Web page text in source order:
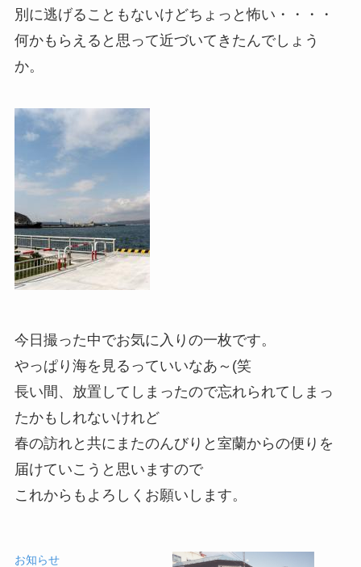
別に逃げることもないけどちょっと怖い・・・・
何かもらえると思って近づいてきたんでしょう
か。
今日撮った中でお気に入りの一枚です。
やっぱり海を見るっていいなあ～(笑
長い間、放置してしまったので忘れられてしまっ
たかもしれないけれど
春の訪れと共にまたのんびりと室蘭からの便りを
届けていこうと思いますので
これからもよろしくお願いします。
お知らせ